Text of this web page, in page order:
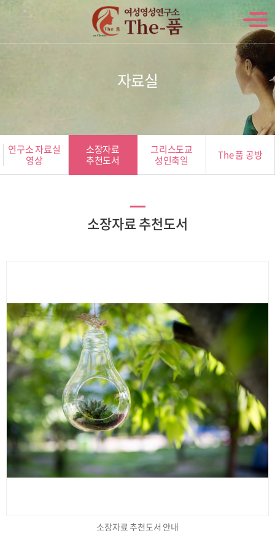
자료실
연구소 자료실
영상
소장자료
추천도서
그리스도교
성인축일
The 품 공방
소장자료 추천도서
소장자료 추천도서 안내